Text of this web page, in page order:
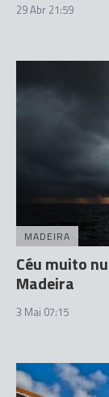
29 Abr 21:59
MADEIRA
Céu muito
Madeira
3 Mai 07:15